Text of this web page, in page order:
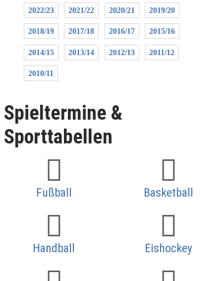
2022/23 2021/22 2020/21 2019/20
2018/19 2017/18 2016/17 2015/16
2014/15 2013/14 2012/13 2011/12
2010/11
Spieltermine &
Sporttabellen
Fußball Basketball
Handball Eishockey